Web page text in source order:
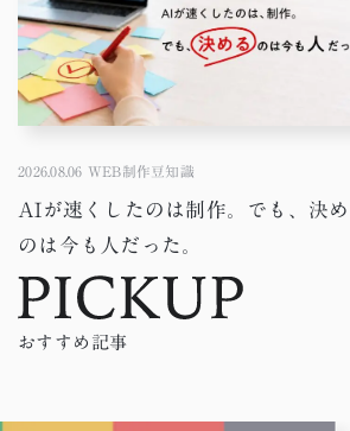
2026.08.06 WEB制作豆知識
AIが速くしたのは制作。でも、決
のは今も人だった。
おすすめ記事